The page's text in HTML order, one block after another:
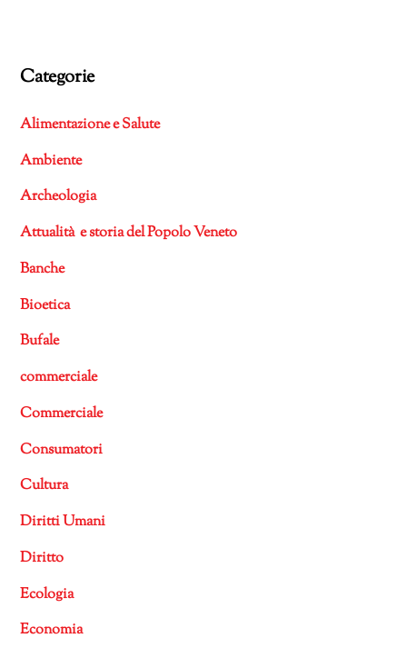
Categorie
Alimentazione e Salute
Ambiente
Archeologia
Attualità e storia del Popolo Veneto
Banche
Bioetica
Bufale
commerciale
Commerciale
Consumatori
Cultura
Diritti Umani
Diritto
Ecologia
Economia